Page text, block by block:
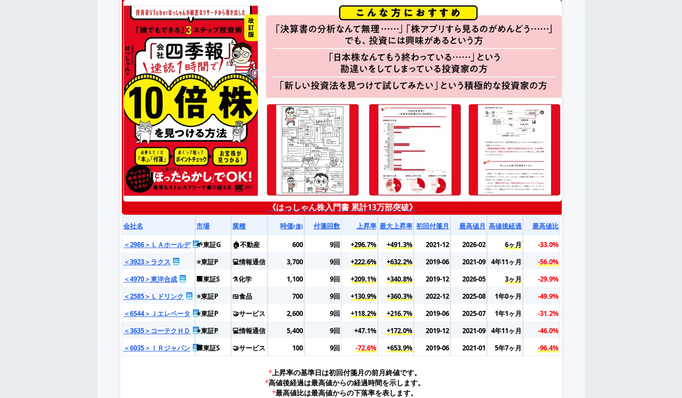
《はっしゃん株入門書 累計13万部突破》
会社名 市場 業種 時価(億) 付箋回数 上昇率 最大上昇率 初回付箋月 最高値月 高値後経過 最高値比
＜2986＞ＬＡホールデ 🌱東証G 🏠不動産 600 9回 +296.7% +491.3% 2021-12 2026-02 6ヶ月
-33.0%
＜3923＞ラクス
⭐東証P 💻情報通信 3,700 9回 +222.6% +632.2% 2019-06 2021-09 4年11ヶ月
-56.0%
＜4970＞東洋合成
🏢東証S ⚗️化学 1,100 9回 +209.1% +340.8% 2019-12 2026-05 3ヶ月
-29.9%
＜2585＞Ｌドリンク
⭐東証P 🍱食品 700 9回 +130.9% +360.3% 2022-12 2025-08 1年0ヶ月
-49.9%
＜6544＞Ｊエレベータ
⭐東証P 🤝サービス 2,600 9回 +118.2% +216.7% 2019-06 2025-07 1年1ヶ月
-31.2%
＜3635＞コーテクＨＤ
⭐東証P 💻情報通信 5,400 9回 +47.1% +172.0% 2019-12 2021-09 4年11ヶ月
-46.0%
＜6035＞ＩＲジャパン
🏢東証S 🤝サービス 100 9回 -72.6% +653.9% 2019-06 2021-01 5年7ヶ月 -96.4%
*上昇率の基準日は初回付箋月の前月終値です。
*高値後経過は最高値からの経過時間を示します。
*最高値比は最高値からの下落率を表します。